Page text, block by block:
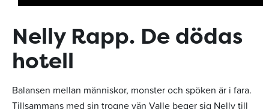
Nelly Rapp. De dödas
hotell
Balansen mellan människor, monster och spöken är i fara.
Tillsammans med sin trogne vän Valle beger sig Nelly till